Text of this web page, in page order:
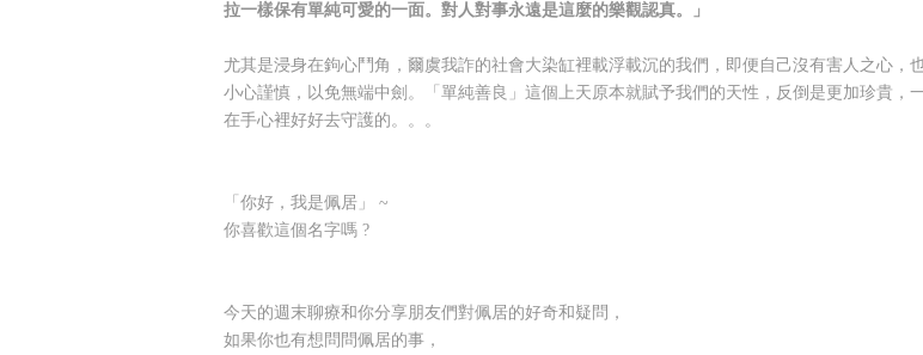
拉一樣保有單純可愛的一面。對人對事永遠是這麼的樂觀認真。」
尤其是浸身在鉤心鬥角，爾虞我詐的社會大染缸裡載浮載沉的我們，即便自己沒有害人之心，
小心謹慎，以免無端中劍。「單純善良」這個上天原本就賦予我們的天性，反倒是更加珍貴，
在手心裡好好去守護的。。。
「你好，我是佩居」 ~
你喜歡這個名字嗎 ?
今天的週末聊療和你分享朋友們對佩居的好奇和疑問，
如果你也有想問問佩居的事，